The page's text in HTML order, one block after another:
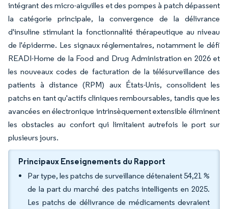
intégrant des micro-aiguilles et des pompes à patch dépassent
la catégorie principale, la convergence de la délivrance
d'insuline stimulant la fonctionnalité thérapeutique au niveau
de l'épiderme. Les signaux réglementaires, notamment le défi
READI-Home de la Food and Drug Administration en 2026 et
les nouveaux codes de facturation de la télésurveillance des
patients à distance (RPM) aux États-Unis, consolident les
patchs en tant qu'actifs cliniques remboursables, tandis que les
avancées en électronique intrinsèquement extensible éliminent
les obstacles au confort qui limitaient autrefois le port sur
plusieurs jours.
Principaux Enseignements du Rapport
Par type, les patchs de surveillance détenaient 54,21 %
de la part du marché des patchs intelligents en 2025.
Les patchs de délivrance de médicaments devraient